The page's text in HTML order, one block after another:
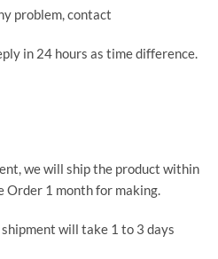
problem, contact
in 24 hours as time difference.
we will ship the product within
Order 1 month for making.
will take 1 to 3 days